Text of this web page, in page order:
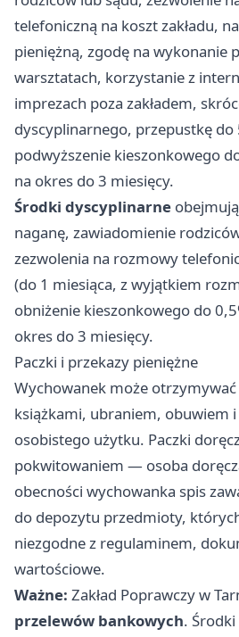
telefoniczną na koszt zakładu,
pieniężną, zgodę na wykonanie
warsztatach, korzystanie z
imprezach poza zakładem,
dyscyplinarnego, przepustkę
podwyższenie kieszonkowego
na okres do 3 miesięcy.
Środki dyscyplinarne
naganę, zawiadomienie
zezwolenia na rozmowy
(do 1 miesiąca, z wyjątkiem
obniżenie kieszonkowego do
okres do 3 miesięcy.
Paczki i przekazy pieniężne
Wychowanek może otrzymywać
książkami, ubraniem, obuwiem
osobistego użytku. Paczki
pokwitowaniem — osoba
obecności wychowanka spis
do depozytu przedmioty,
niezgodne z regulaminem,
wartościowe.
Ważne: Zakład Poprawczy w
przelewów bankowych.